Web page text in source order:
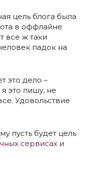
цель блога была
в оффлайне
все ж таки
падок на
это дело –
я это пишу, не
Удовольствие
пусть будет цель
сервисах и